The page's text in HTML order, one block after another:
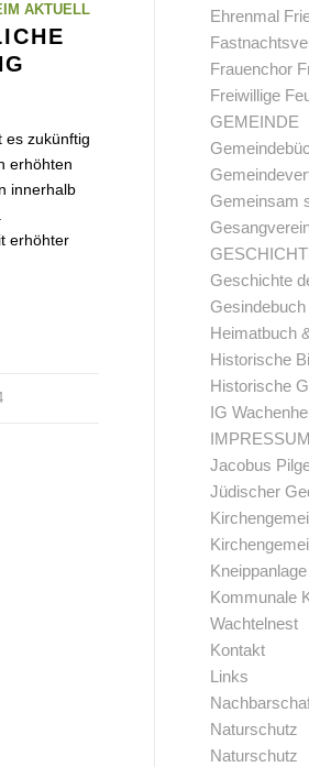
AKTUELL
es zukünftig
erhöhten
innerhalb
erhöhter
Ehrenmal
Frauenchor
Freiwillige
GEMEINDE
Gemeinsam
Geschichte
Gesindebuch
Heimatbuch
Historische
Historische
IG
IMPRESSUM
Jacobus
Jüdischer
Kneippanlage
Kommunale
Wachtelnest
Kontakt
Links
Naturschutz
Naturschutz